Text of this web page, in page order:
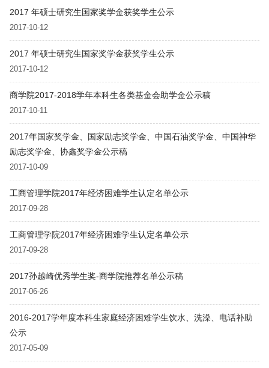
2017 年硕士研究生国家奖学金获奖学生公示
2017-10-12
2017 年硕士研究生国家奖学金获奖学生公示
2017-10-12
商学院2017-2018学年本科生各类基金会助学金公示稿
2017-10-11
2017年国家奖学金、国家励志奖学金、中国石油奖学金、中国神华
励志奖学金、协鑫奖学金公示稿
2017-10-09
工商管理学院2017年经济困难学生认定名单公示
2017-09-28
工商管理学院2017年经济困难学生认定名单公示
2017-09-28
2017孙越崎优秀学生奖-商学院推荐名单公示稿
2017-06-26
2016-2017学年度本科生家庭经济困难学生饮水、洗澡、电话补助
公示
2017-05-09